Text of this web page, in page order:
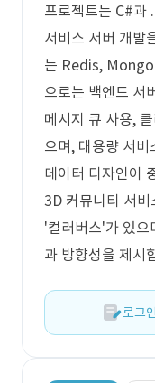
프로젝트는 C#과
서비스 서버 개발
는 Redis,
으로는 백엔드 서
메시지 큐 사용,
으며, 대용량 서
데이터 디자인이
3D 커뮤니티 서
'컬러버스'가 있으
과 방향성을 제시
로그